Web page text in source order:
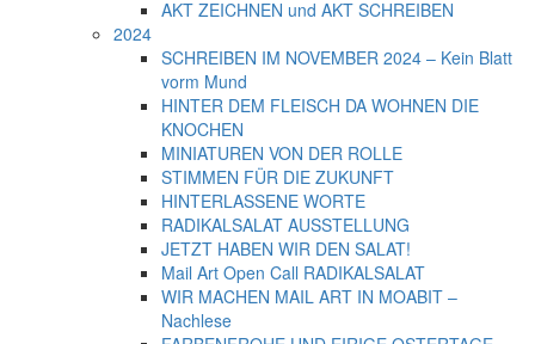
AKT ZEICHNEN und AKT SCHREIBEN
2024
SCHREIBEN IM NOVEMBER 2024 – Kein Blatt
vorm Mund
HINTER DEM FLEISCH DA WOHNEN DIE
KNOCHEN
MINIATUREN VON DER ROLLE
STIMMEN FÜR DIE ZUKUNFT
HINTERLASSENE WORTE
RADIKALSALAT AUSSTELLUNG
JETZT HABEN WIR DEN SALAT!
Mail Art Open Call RADIKALSALAT
WIR MACHEN MAIL ART IN MOABIT –
Nachlese